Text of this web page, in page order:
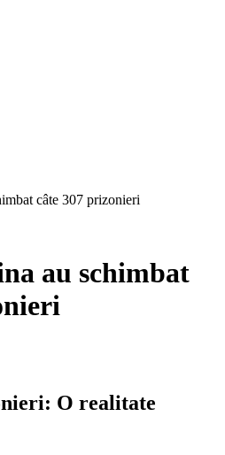
câte 307 prizonieri
au schimbat
O realitate